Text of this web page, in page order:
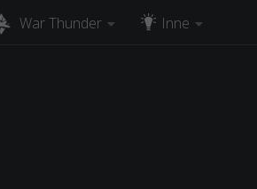
War Thunder Inne